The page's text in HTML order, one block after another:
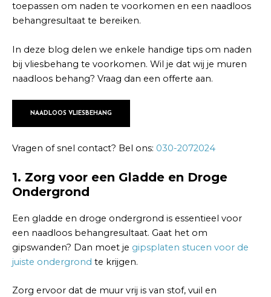
toepassen om naden te voorkomen en een naadloos
behangresultaat te bereiken.
In deze blog delen we enkele handige tips om naden
bij vliesbehang te voorkomen. Wil je dat wij je muren
naadloos behang? Vraag dan een offerte aan.
NAADLOOS VLIESBEHANG
Vragen of snel contact? Bel ons: 030-2072024
1. Zorg voor een Gladde en Droge
Ondergrond
Een gladde en droge ondergrond is essentieel voor
een naadloos behangresultaat. Gaat het om
gipswanden? Dan moet je gipsplaten stucen voor de
juiste ondergrond te krijgen.
Zorg ervoor dat de muur vrij is van stof, vuil en